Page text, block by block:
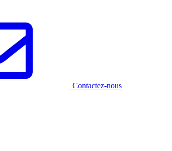
Contactez-nous